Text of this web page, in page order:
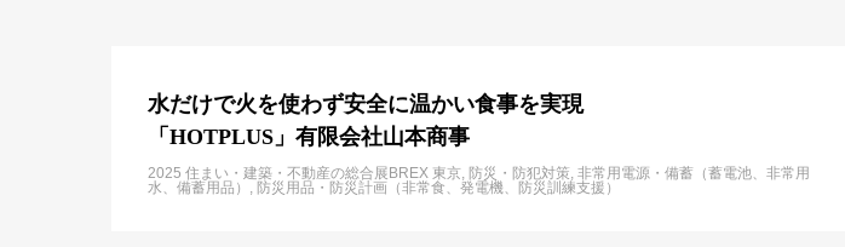
水だけで火を使わず安全に温かい食事を実現
「HOTPLUS」有限会社山本商事
2025 住まい・建築・不動産の総合展BREX 東京 防災・防犯対策 非常用電源・備蓄（蓄電池、非常用
水、備蓄用品）
防災用品・防災計画（非常食、発電機、防災訓練支援）